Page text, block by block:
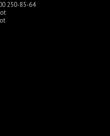
250-85-64